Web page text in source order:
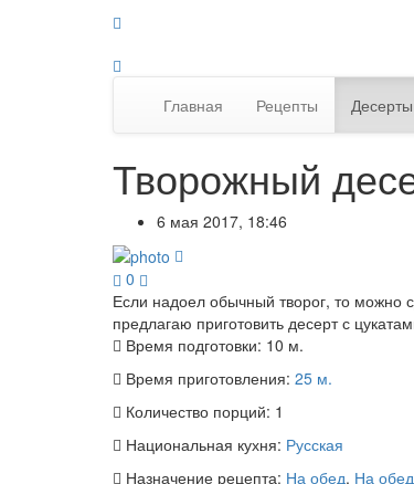
Главная Рецепты Десерты
Творожный
6 мая 2017, 18:46
0
Если надоел обычный творог, то можно
предлагаю приготовить десерт с
Время подготовки: 10 м.
Время приготовления: 25 м.
Количество порций: 1
Национальная кухня: Русская
Назначение рецепта: На обед, На